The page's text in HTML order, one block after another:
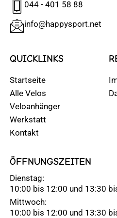
044 - 401 58 88
info@happysport.net
QUICKLINKS
Startseite
Alle Velos
Veloanhänger
Werkstatt
Kontakt
ÖFFNUNGSZEITEN
Dienstag:
10:00 bis 12:00 und 13:30
Mittwoch:
10:00 bis 12:00 und 13:30